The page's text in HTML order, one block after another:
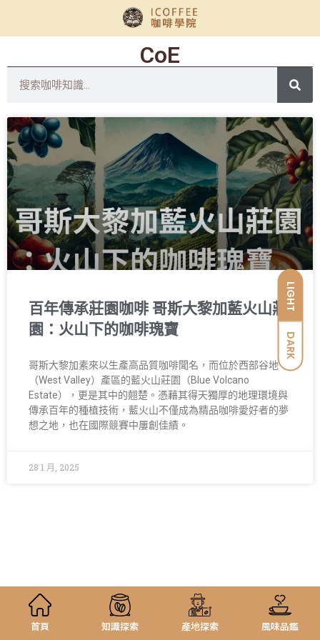
LIGHT
DARK
CoE
百年傳承莊園咖啡 哥斯大黎加藍火山莊
園：火山下的咖啡瑰寶
哥斯大黎加素來以生產高品質咖啡聞名，而位於西部谷地
（West Valley）產區的藍火山莊園（Blue Volcano
Estate），更是其中的翹楚。憑藉其得天獨厚的地理環境與
傳承百年的種植技術，藍火山不僅成為精品咖啡愛好者的夢
想之地，也在國際競賽中屢創佳績。
28 1 月, 2025
首頁 知識探索 產地探索 風味品鑑